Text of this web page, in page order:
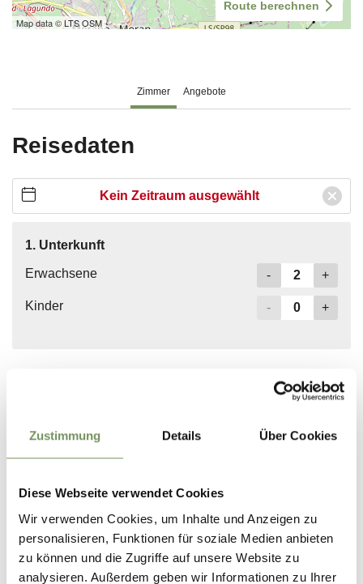
Zustimmung Details Über Cookies
Diese Webseite verwendet Cookies
Wir verwenden Cookies, um Inhalte und Anzeigen zu
personalisieren, Funktionen für soziale Medien anbieten
zu können und die Zugriffe auf unsere Website zu
analysieren. Außerdem geben wir Informationen zu Ihrer